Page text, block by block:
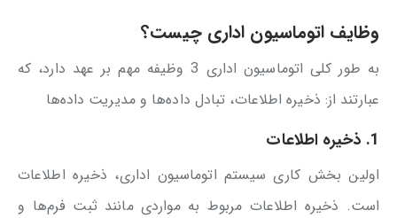
وظایف اتوماسیون اداری چیست؟
به طور کلی اتوماسیون اداری 3 وظیفه مهم بر عهد دارد، که
عبارتند از: ذخیره اطلاعات، تبادل داده‌ها و مدیریت داده‌ها
1. ذخیره اطلاعات
اولین بخش کاری سیستم اتوماسیون اداری، ذخیره اطلاعات
است. ذخیره اطلاعات مربوط به مواردی مانند ثبت فرم‌ها و